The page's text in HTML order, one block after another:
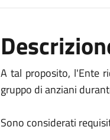
A tal proposito, l'Ente
gruppo di anziani
Sono considerati